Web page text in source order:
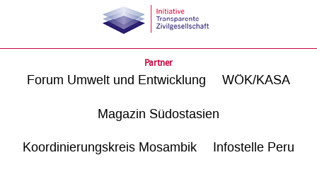
Partner
Forum Umwelt und Entwicklung WÖK/KASA
Magazin Südostasien
Koordinierungskreis Mosambik Infostelle Peru